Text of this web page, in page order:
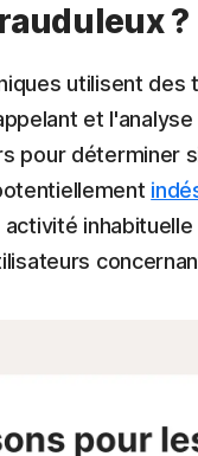
?
utilisent des
et
pour déterminer